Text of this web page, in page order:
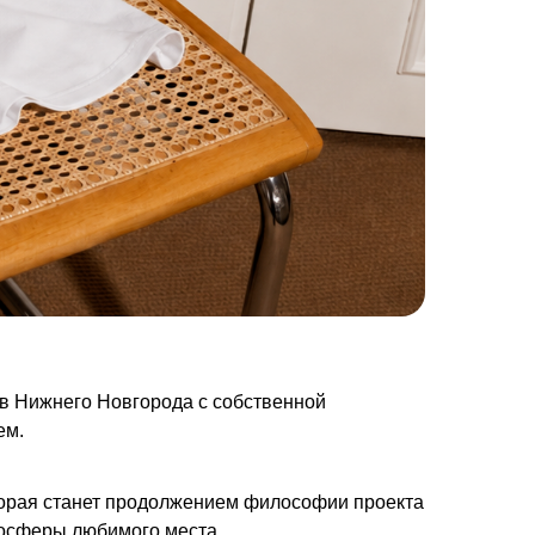
Новгорода с собственной
станет продолжением философии проекта